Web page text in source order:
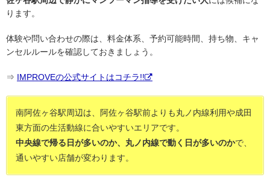
ります。
体験や問い合わせの際は、料金体系、予約可能時間、持ち物、キャ
ンセルルールを確認しておきましょう。
⇒ IMPROVEの公式サイトはコチラ!!
南阿佐ヶ谷駅周辺は、阿佐ヶ谷駅前よりも丸ノ内線利用や成田
東方面の生活動線に合いやすいエリアです。
中央線で帰る日が多いのか、丸ノ内線で動く日が多いのかで、
通いやすい店舗が変わります。